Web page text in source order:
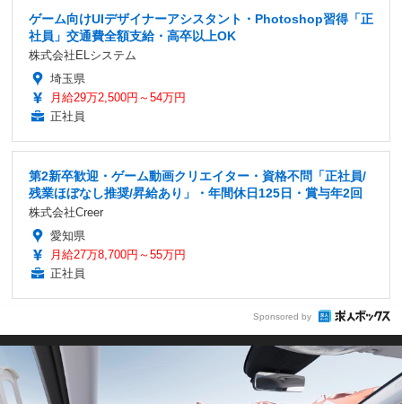
ゲーム向けUIデザイナーアシスタント・Photoshop習得「正
社員」交通費全額支給・高卒以上OK
株式会社ELシステム
埼玉県
月給29万2,500円～54万円
正社員
第2新卒歓迎・ゲーム動画クリエイター・資格不問「正社員/
残業ほぼなし推奨/昇給あり」・年間休日125日・賞与年2回
株式会社Creer
愛知県
月給27万8,700円～55万円
正社員
Sponsored by